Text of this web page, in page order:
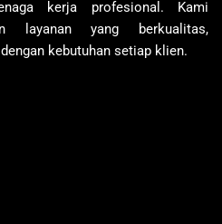
kerja profesional. Kami
layanan yang berkualitas,
kebutuhan setiap klien.